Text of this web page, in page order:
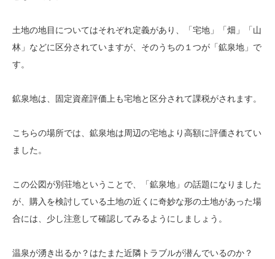
土地の地目についてはそれぞれ定義があり、「宅地」「畑」「山
林」などに区分されていますが、そのうちの１つが「鉱泉地」で
す。
鉱泉地は、固定資産評価上も宅地と区分されて課税がされます。
こちらの場所では、鉱泉地は周辺の宅地より高額に評価されてい
ました。
この公図が別荘地ということで、「鉱泉地」の話題になりました
が、購入を検討している土地の近くに奇妙な形の土地があった場
合には、少し注意して確認してみるようにしましょう。
温泉が湧き出るか？はたまた近隣トラブルが潜んでいるのか？